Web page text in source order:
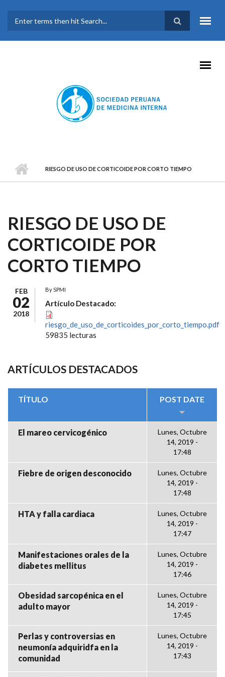
FORMULARIO DE
BÚSQUEDA
RIESGO DE USO DE CORTICOIDE POR CORTO TIEMPO
RIESGO DE USO DE
CORTICOIDE POR
CORTO TIEMPO
FEB
02
2018
BySPMI
Artículo Destacado:
riesgo_de_uso_de_corticoides_por_corto_tiempo.pdf
59835 lecturas
ARTÍCULOS DESTACADOS
TÍTULO POST DATE
El mareo cervicogénico
Lunes, Octubre
14, 2019 -
17:48
Fiebre de origen desconocido
Lunes, Octubre
14, 2019 -
17:48
HTA y falla cardiaca
Lunes, Octubre
14, 2019 -
17:47
Manifestaciones orales de la
diabetes mellitus
Lunes, Octubre
14, 2019 -
17:46
Obesidad sarcopénica en el
adulto mayor
Lunes, Octubre
14, 2019 -
17:45
Perlas y controversias en
neumonía adquiridfa en la
comunidad
Lunes, Octubre
14, 2019 -
17:43